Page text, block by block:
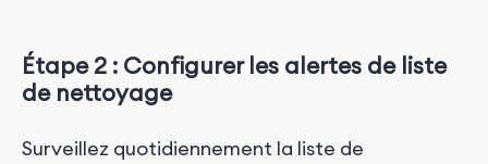
Étape 2 : Configurer les alertes de liste
de nettoyage
Surveillez quotidiennement la liste de